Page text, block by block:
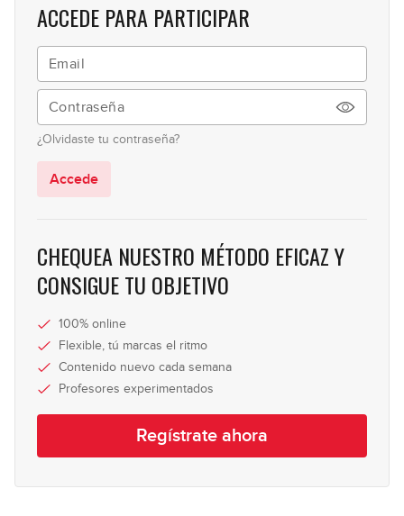
ACCEDE PARA PARTICIPAR
¿Olvidaste tu contraseña?
Accede
CHEQUEA NUESTRO MÉTODO EFICAZ Y
CONSIGUE TU OBJETIVO
100% online
Flexible, tú marcas el ritmo
Contenido nuevo cada semana
Profesores experimentados
Regístrate ahora